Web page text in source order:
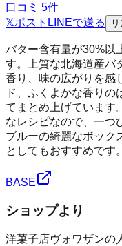
口コミ 5件
𝕏ポスト LINEで送る
バター含有量が30%以
す。上質な北海道産バ
香り、味の広がりを感
ド、ふくよかな香り
てまとめ上げています
なレシピなので、一つ
ブルーの綺麗なボック
としてもおすすめです。
BASE
ショップより
洋菓子店ヴォワザンの